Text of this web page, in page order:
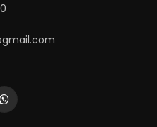
WhatsApp